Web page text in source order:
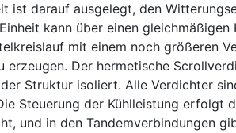
ist darauf ausgelegt, den
kann über einen
mit einem noch größeren
Der hermetische
Struktur isoliert. Alle Verdichter
Steuerung der Kühlleistung erfolgt
und in den Tandemverbindungen